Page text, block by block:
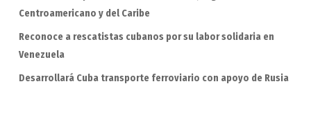
Centroamericano y del Caribe
Reconoce a rescatistas cubanos por su labor solidaria en
Venezuela
Desarrollará Cuba transporte ferroviario con apoyo de Rusia